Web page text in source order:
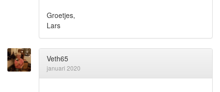
Groetjes,
Lars
Veth65
januari 2020